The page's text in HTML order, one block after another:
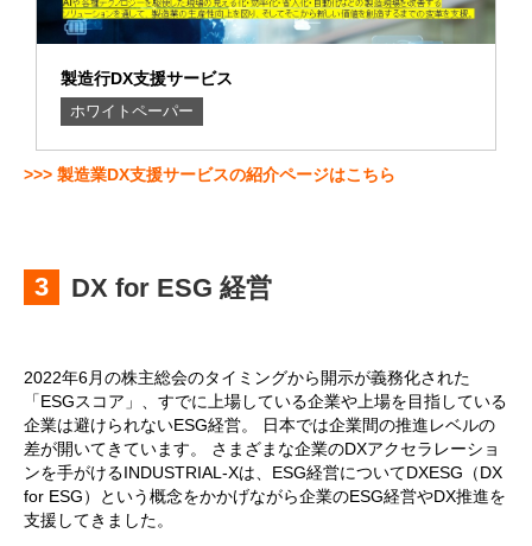
製造行DX支援サービス
ホワイトペーパー
>>> 製造業DX支援サービスの紹介ページはこちら
DX for ESG 経営
2022年6月の株主総会のタイミングから開示が義務化された
「ESGスコア」、すでに上場している企業や上場を目指している
企業は避けられないESG経営。 日本では企業間の推進レベルの
差が開いてきています。 さまざまな企業のDXアクセラレーショ
ンを手がけるINDUSTRIAL-Xは、ESG経営についてDXESG（DX
for ESG）という概念をかかげながら企業のESG経営やDX推進を
支援してきました。